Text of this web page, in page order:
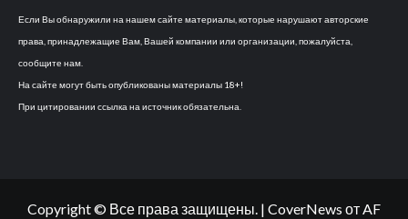
Если Вы обнаружили на нашем сайте материалы, которые нарушают авторские
права, принадлежащие Вам, Вашей компании или организации, пожалуйста,
сообщите нам.
На сайте могут быть опубликованы материалы 18+!
При цитировании ссылка на источник обязательна.
Copyright © Все права защищены. | CoverNews от AF